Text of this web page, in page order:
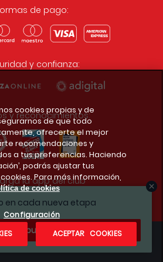
en cada nueva etapa
¿Te apuntas?
de pago:
y confianza:
y reconocimientos:
la app del club
cookies propias y de
de que todo
ofrecerte el mejor
recomendaciones y
a tus preferencias. Haciendo
podrás ajustar tus
Para más información,
de cookies
Configuración
ACEPTAR COOKIES